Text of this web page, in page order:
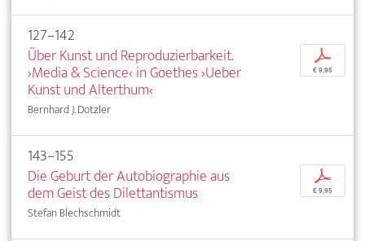
127–142
Über Kunst und Reproduzierbarkeit.
›Media & Science‹ in Goethes ›Ueber
Kunst und Alterthum‹
Bernhard J. Dotzler
p
€ 9,95
143–155
Die Geburt der Autobiographie aus
dem Geist des Dilettantismus
Stefan Blechschmidt
p
€ 9,95